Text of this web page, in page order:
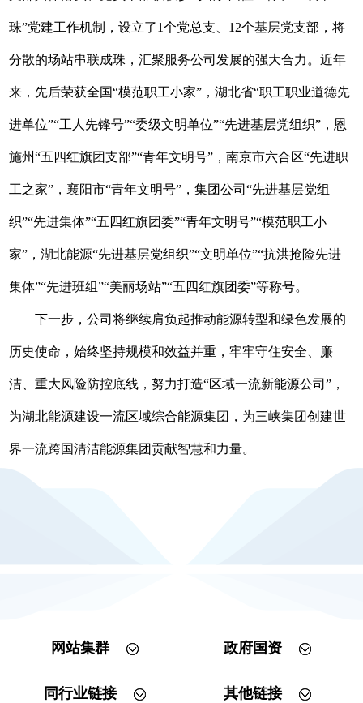
珠”党建工作机制，设立了1个党总支、12个基层党支部，将
分散的场站串联成珠，汇聚服务公司发展的强大合力。近年
来，先后荣获全国“模范职工小家”，湖北省“职工职业道德先
进单位”“工人先锋号”“委级文明单位”“先进基层党组织”，恩
施州“五四红旗团支部”“青年文明号”，南京市六合区“先进职
工之家”，襄阳市“青年文明号”，集团公司“先进基层党组
织”“先进集体”“五四红旗团委”“青年文明号”“模范职工小
家”，湖北能源“先进基层党组织”“文明单位”“抗洪抢险先进
集体”“先进班组”“美丽场站”“五四红旗团委”等称号。
下一步，公司将继续肩负起推动能源转型和绿色发展的
历史使命，始终坚持规模和效益并重，牢牢守住安全、廉
洁、重大风险防控底线，努力打造“区域一流新能源公司”，
为湖北能源建设一流区域综合能源集团，为三峡集团创建世
界一流跨国清洁能源集团贡献智慧和力量。
网站集群 政府国资
同行业链接 其他链接